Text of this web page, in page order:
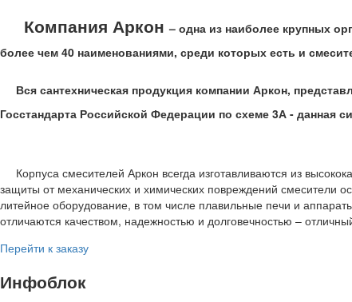
Компания Аркон– одна из наиболее крупных
более чем 40 наименованиями, среди которых есть и
Вся сантехническая продукция компании Аркон,
Госстандарта Российской Федерации по схеме 3А -
Корпуса смесителей Аркон всегда изготавливаются из
защиты от механических и химических повреждений смесители
литейное оборудование, в том числе плавильные печи и
отличаются качеством, надежностью и долговечностью –
Перейти к заказу
Инфоблок